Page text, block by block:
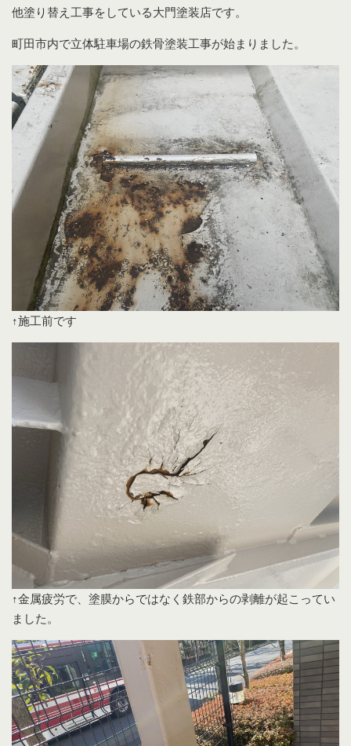
他塗り替え工事をしている大門塗装店です。
町田市内で立体駐車場の鉄骨塗装工事が始まりました。
↑施工前です
↑金属疲労で、塗膜からではなく鉄部からの剥離が起こってい
ました。